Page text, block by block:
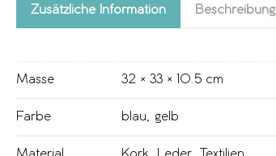
Zusätzliche Information Beschreibung
Masse 32 × 33 × 10.5 cm
Farbe blau, gelb